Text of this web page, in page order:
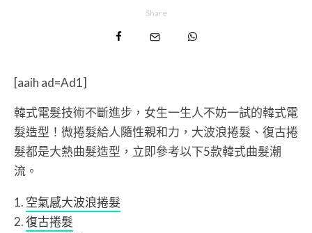
Share
[aaih ad=Ad1]
韓式電髮技術不斷進步，女生一生人不妨一試的韓式電
髮造型！微捲髮給人隨性親和力，大波浪捲髮、復古捲
髮都是大熱曲髮造型，立即參考以下5款韓式曲髮潮
流。
空氣感大波浪捲髮
復古捲髮